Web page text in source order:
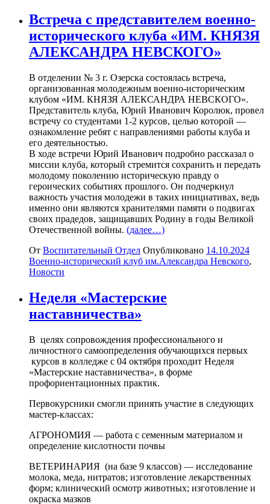
Встреча с представителем военно-
исторического клуба «ИМ. КНЯЗЯ
АЛЕКСАНДРА НЕВСКОГО»
В отделении № 3 г. Озерска состоялась встреча,
организованная молодежным военно-историческим
клубом «ИМ. КНЯЗЯ АЛЕКСАНДРА НЕВСКОГО».
Представитель клуба, Юрий Иванович Королюк, провел
встречу со студентами 1-2 курсов, целью которой —
ознакомление ребят с направлениями работы клуба и
его деятельностью.
В ходе встречи Юрий Иванович подробно рассказал о
миссии клуба, который стремится сохранить и передать
молодому поколению историческую правду о
героических событиях прошлого. Он подчеркнул
важность участия молодежи в таких инициативах, ведь
именно они являются хранителями памяти о подвигах
своих прадедов, защищавших Родину в годы Великой
Отечественной войны. (далее…)
От Воспитательный Отдел Опубликовано 14.10.2024
Военно-исторический клуб им.Александра Невского,
Новости
Неделя «Мастерские
наставничества»
В целях сопровождения профессионального и
личностного самоопределения обучающихся первых
курсов в колледже с 04 октября проходит Неделя
«Мастерские наставничества», в форме
профориентационных практик.
Первокурсники смогли принять участие в следующих
мастер-классах:
АГРОНОМИЯ — работа с семенным материалом и
определение кислотности почвы
ВЕТЕРИНАРИЯ (на базе 9 классов) — исследование
молока, меда, нитратов; изготовление лекарственных
форм; клинический осмотр животных; изготовление и
окраска мазков